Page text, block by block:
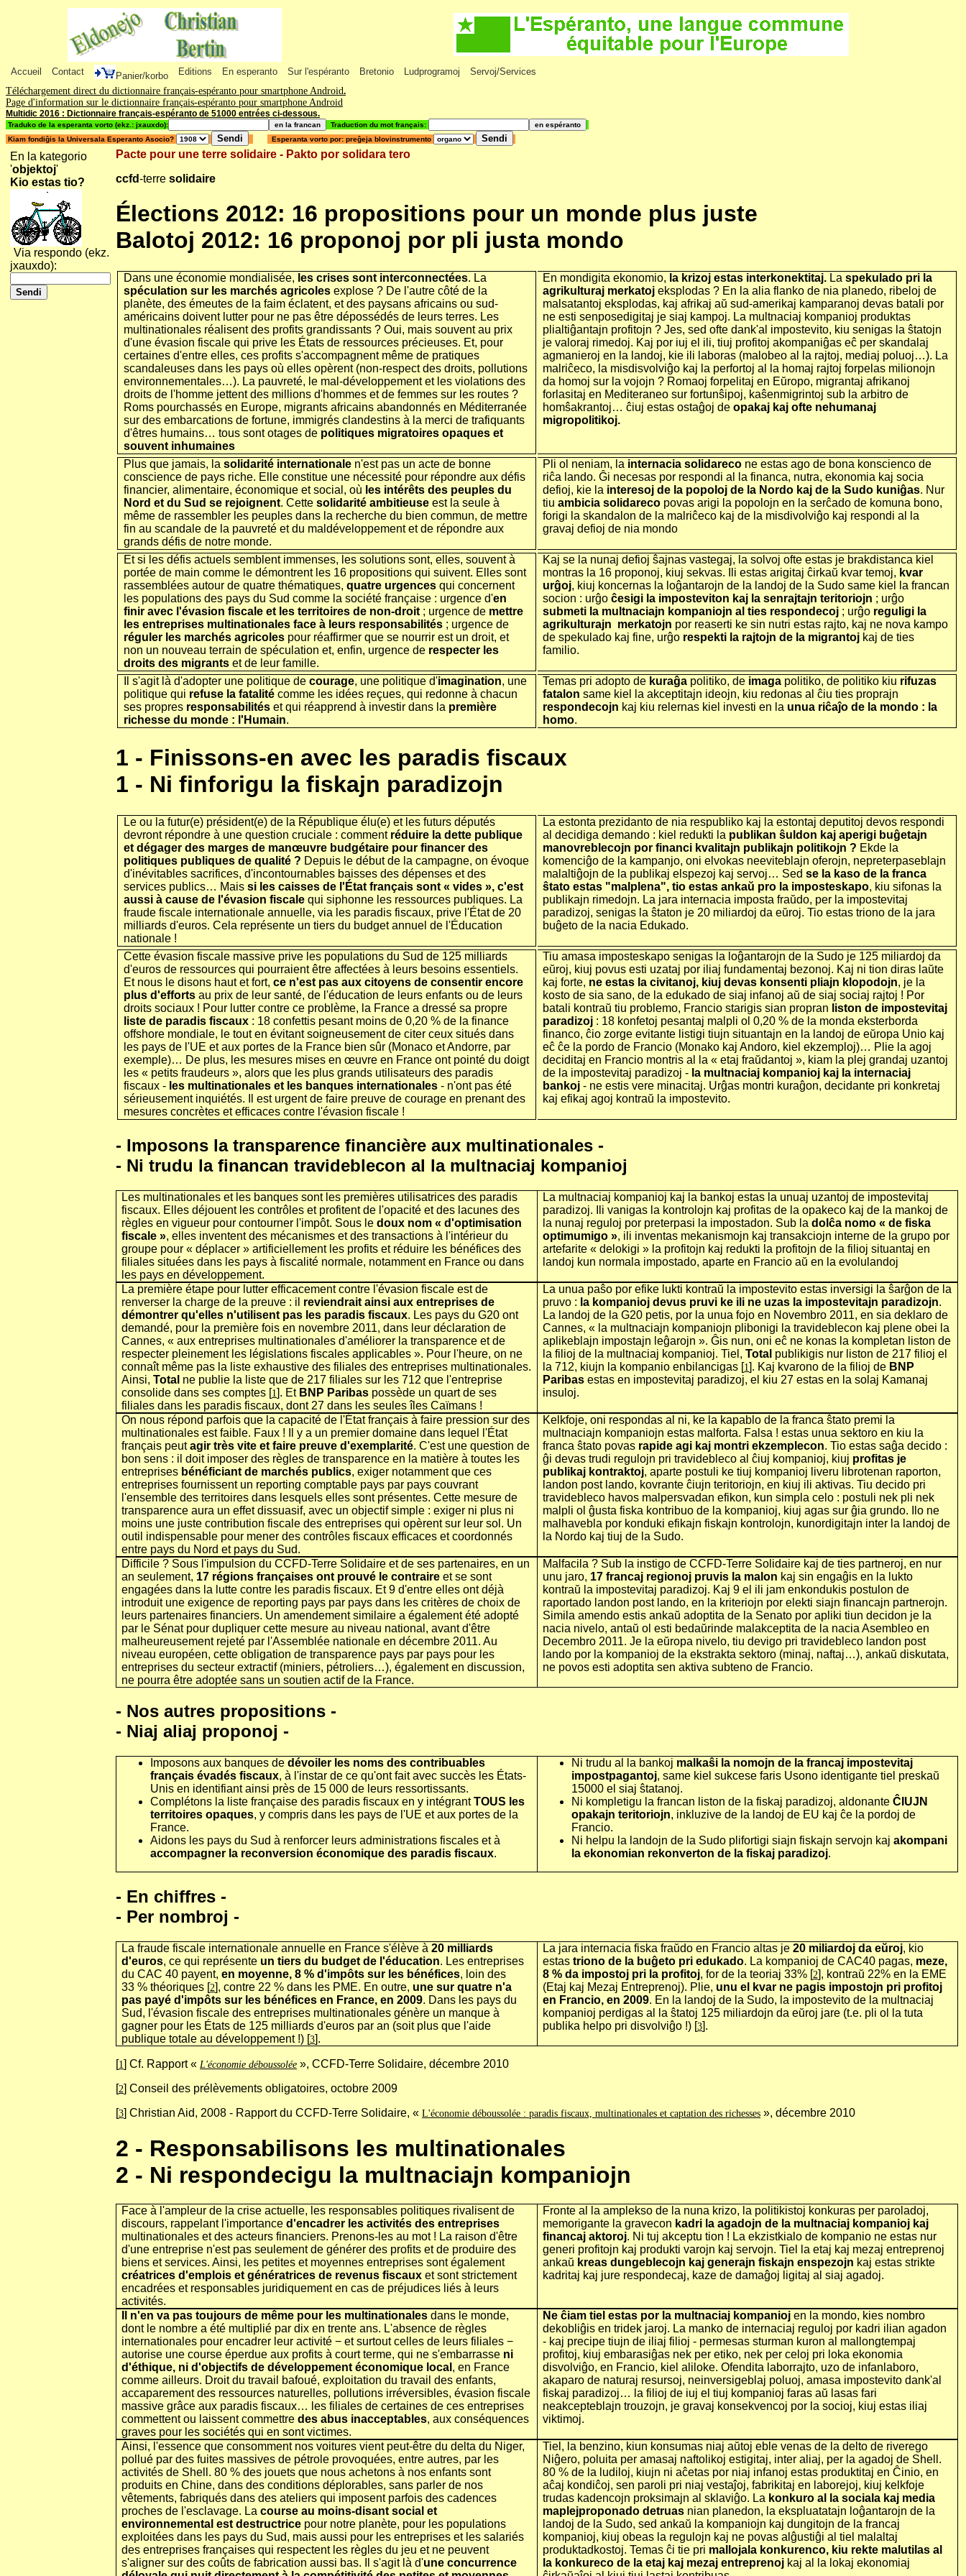
Accueil Contact Panier/korbo Editions En esperanto Sur l'espéranto Bretonio Ludprogramoj
Servoj/Services
Téléchargement direct du dictionnaire français-espéranto pour smartphone Android.
Page d'information sur le dictionnaire français-espéranto pour smartphone Android
Multidic 2016 : Dictionnaire français-espéranto de 51000 entrées ci-dessous.
Traduko de la esperanta vorto (ekz.: jxauxdo):
Traduction du mot français:
Kiam fondiĝis la Universala Esperanto Asocio?
Esperanta vorto por: preĝeja blovinstrumento
En la kategorio
'objektoj'
Kio estas tio?
Via respondo (ekz.
jxauxdo):
Pacte pour une terre solidaire - Pakto por solidara tero
ccfd-terre solidaire
Élections 2012: 16 propositions pour un monde plus juste
Balotoj 2012: 16 proponoj por pli justa mondo
Dans une économie mondialisée, les crises sont interconnectées. La
spéculation sur les marchés agricoles explose ? De l'autre côté de la
planète, des émeutes de la faim éclatent, et des paysans africains ou sud-
américains doivent lutter pour ne pas être dépossédés de leurs terres. Les
multinationales réalisent des profits grandissants ? Oui, mais souvent au prix
d'une évasion fiscale qui prive les États de ressources précieuses. Et, pour
certaines d'entre elles, ces profits s'accompagnent même de pratiques
scandaleuses dans les pays où elles opèrent (non-respect des droits, pollutions
environnementales…). La pauvreté, le mal-développement et les violations des
droits de l'homme jettent des millions d'hommes et de femmes sur les routes ?
Roms pourchassés en Europe, migrants africains abandonnés en Méditerranée
sur des embarcations de fortune, immigrés clandestins à la merci de trafiquants
d'êtres humains… tous sont otages de politiques migratoires opaques et
souvent inhumaines
En mondigita ekonomio, la krizoj estas interkonektitaj. Laspekulado pri la
agrikulturaj merkatoj eksplodas ? En la alia flanko de nia planedo, ribeloj de
malsatantoj eksplodas, kaj afrikaj aŭ sud-amerikaj kamparanoj devas batali por
ne esti senposedigitaj je siaj kampoj. La multnaciaj kompanioj produktas
plialtiĝantajn profitojn ? Jes, sed ofte dank'al impostevito, kiu senigas la ŝtatojn
je valoraj rimedoj. Kaj por iuj el ili, tiuj profitoj akompaniĝas eĉ per skandalaj
agmanieroj en la landoj, kie ili laboras (malobeo al la rajtoj, mediaj poluoj…). La
malriĉeco, la misdisvolviĝo kaj la perfortoj al la homaj rajtoj forpelas milionojn
da homoj sur la vojojn ? Romaoj forpelitaj en Eŭropo, migrantaj afrikanoj
forlasitaj en Mediteraneo sur fortunŝipoj, kaŝenmigrintoj sub la arbitro de
homŝakrantoj… ĉiuj estas ostaĝoj deopakaj kaj ofte nehumanaj
migropolitikoj.
Plus que jamais, la solidarité internationale n'est pas un acte de bonne
conscience de pays riche. Elle constitue une nécessité pour répondre aux défis
financier, alimentaire, économique et social, où les intérêts des peuples du
Nord et du Sud se rejoignent. Cette solidarité ambitieuse est la seule à
même de rassembler les peuples dans la recherche du bien commun, de mettre
fin au scandale de la pauvreté et du maldéveloppement et de répondre aux
grands défis de notre monde.
Pli ol neniam, la internacia solidareco ne estas ago de bona konscienco de
riĉa lando. Ĝi necesas por respondi al la financa, nutra, ekonomia kaj socia
defioj, kie la interesoj de la popoloj de la Nordo kaj de la Sudo kuniĝas. Nur
tiuambicia solidareco povas arigi la popolojn en la serĉado de komuna bono,
forigi la skandalon de la malriĉeco kaj de la misdivolviĝo kaj respondi al la
gravaj defioj de nia mondo
Et si les défis actuels semblent immenses, les solutions sont, elles, souvent à
portée de main comme le démontrent les 16 propositions qui suivent. Elles sont
rassemblées autour de quatre thématiques, quatre urgences qui concernent
les populations des pays du Sud comme la société française : urgence d'en
finir avec l'évasion fiscale et les territoires de non-droit ; urgence de mettre
les entreprises multinationales face à leurs responsabilités ; urgence de
réguler les marchés agricoles pour réaffirmer que se nourrir est un droit, et
non un nouveau terrain de spéculation et, enfin, urgence de respecter les
droits des migrants et de leur famille.
Kaj se la nunaj defioj ŝajnas vastegaj, la solvoj ofte estas je brakdistanca kiel
montras la 16 proponoj, kiuj sekvas. Ili estas arigitaj ĉirkaŭ kvar temoj, kvar
urĝoj, kiuj koncernas la loĝantarojn de la landoj de la Sudo same kiel la francan
socion : urĝoĉesigi la imposteviton kaj la senrajtajn teritoriojn ; urĝo
submeti la multnaciajn kompaniojn al ties respondecoj ; urĝo reguligi la
agrikulturajn merkatojn por reaserti ke sin nutri estas rajto, kaj ne nova kampo
de spekulado kaj fine, urĝo respekti la rajtojn de la migrantoj kaj de ties
familio.
Il s'agit là d'adopter une politique de courage, une politique d'imagination, une
politique qui refuse la fatalité comme les idées reçues, qui redonne à chacun
ses propres responsabilités et qui réapprend à investir dans la première
richesse du monde : l'Humain.
Temas pri adopto de kuraĝa politiko, de imaga politiko, de politiko kiu rifuzas
fatalon same kiel la akceptitajn ideojn, kiu redonas al ĉiu ties proprajn
respondecojn kaj kiu relernas kiel investi en la unua riĉaĵo de la mondo : la
homo.
1 - Finissons-en avec les paradis fiscaux
1 - Ni finforigu la fiskajn paradizojn
Le ou la futur(e) président(e) de la République élu(e) et les futurs députés
devront répondre à une question cruciale : comment réduire la dette publique
et dégager des marges de manœuvre budgétaire pour financer des
politiques publiques de qualité ? Depuis le début de la campagne, on évoque
d'inévitables sacrifices, d'incontournables baisses des dépenses et des
services publics… Mais si les caisses de l'État français sont « vides », c'est
aussi à cause de l'évasion fiscalequi siphonne les ressources publiques. La
fraude fiscale internationale annuelle, via les paradis fiscaux, prive l'État de 20
milliards d'euros. Cela représente un tiers du budget annuel de l'Éducation
nationale !
La estonta prezidanto de nia respubliko kaj la estontaj deputitoj devos respondi
al decidiga demando : kiel redukti la publikan ŝuldon kaj aperigi buĝetajn
manovreblecojn por financi kvalitajn publikajn politikojn ? Ekde la
komenciĝo de la kampanjo, oni elvokas neeviteblajn oferojn, nepreterpaseblajn
malaltiĝojn de la publikaj elspezoj kaj servoj… Sedse la kaso de la franca
ŝtato estas "malplena", tio estas ankaŭ pro la imposteskapo, kiu sifonas la
publikajn rimedojn. La jara internacia imposta fraŭdo, per la impostevitaj
paradizoj, senigas la ŝtaton je 20 miliardoj da eŭroj. Tio estas triono de la jara
buĝeto de la nacia Edukado.
Cette évasion fiscale massive prive les populations du Sud de 125 milliards
d'euros de ressources qui pourraient être affectées à leurs besoins essentiels.
Et nous le disons haut et fort, ce n'est pas aux citoyens de consentir encore
plus d'effortsau prix de leur santé, de l'éducation de leurs enfants ou de leurs
droits sociaux ! Pour lutter contre ce problème, la France a dressé sa propre
liste de paradis fiscaux: 18 confettis pesant moins de 0,20 % de la finance
offshore mondiale, le tout en évitant soigneusement de citer ceux situés dans
les pays de l'UE et aux portes de la France bien sûr (Monaco et Andorre, par
exemple)… De plus, les mesures mises en œuvre en France ont pointé du doigt
les « petits fraudeurs », alors que les plus grands utilisateurs des paradis
fiscaux - les multinationales et les banques internationales- n'ont pas été
sérieusement inquiétés. Il est urgent de faire preuve de courage en prenant des
mesures concrètes et efficaces contre l'évasion fiscale !
Tiu amasa imposteskapo senigas la loĝantarojn de la Sudo je 125 miliardoj da
eŭroj, kiuj povus esti uzataj por iliaj fundamentaj bezonoj. Kaj ni tion diras laŭte
kaj forte, ne estas la civitanoj, kiuj devas konsenti pliajn klopodojn, je la
kosto de sia sano, de la edukado de siaj infanoj aŭ de siaj sociaj rajtoj ! Por
batali kontraŭ tiu problemo, Francio starigis sian propran liston de impostevitaj
paradizoj : 18 konfetoj pesantaj malpli ol 0,20 % de la monda eksterborda
financo, ĉio zorge evitante listigi tiujn situantajn en la landoj de eŭropa Unio kaj
eĉ ĉe la pordo de Francio (Monako kaj Andoro, kiel ekzemploj)… Plie la agoj
deciditaj en Francio montris al la « etaj fraŭdantoj », kiam la plej grandaj uzantoj
de la impostevitaj paradizoj - la multnaciaj kompanioj kaj la internaciaj
bankoj - ne estis vere minacitaj. Urĝas montri kuraĝon, decidante pri konkretaj
kaj efikaj agoj kontraŭ la impostevito.
- Imposons la transparence financière aux multinationales -
- Ni trudu la financan travideblecon al la multnaciaj kompanioj
Les multinationales et les banques sont les premières utilisatrices des paradis
fiscaux. Elles déjouent les contrôles et profitent de l'opacité et des lacunes des
règles en vigueur pour contourner l'impôt. Sous ledoux nom « d'optimisation
fiscale », elles inventent des mécanismes et des transactions à l'intérieur du
groupe pour « déplacer » artificiellement les profits et réduire les bénéfices des
filiales situées dans les pays à fiscalité normale, notamment en France ou dans
les pays en développement.
La multnaciaj kompanioj kaj la bankoj estas la unuaj uzantoj de impostevitaj
paradizoj. Ili vanigas la kontrolojn kaj profitas de la opakeco kaj de la mankoj de
la nunaj reguloj por preterpasi la impostadon. Sub ladolĉa nomo « de fiska
optimumigo », ili inventas mekanismojn kaj transakciojn interne de la grupo por
artefarite « delokigi » la profitojn kaj redukti la profitojn de la filioj situantaj en
landoj kun normala impostado, aparte en Francio aŭ en la evolulandoj
La première étape pour lutter efficacement contre l'évasion fiscale est de
renverser la charge de la preuve : il reviendrait ainsi aux entreprises de
démontrer qu'elles n'utilisent pas les paradis fiscaux. Les pays du G20 ont
demandé, pour la première fois en novembre 2011, dans leur déclaration de
Cannes, « aux entreprises multinationales d'améliorer la transparence et de
respecter pleinement les législations fiscales applicables ». Pour l'heure, on ne
connaît même pas la liste exhaustive des filiales des entreprises multinationales.
Ainsi,Total ne publie la liste que de 217 filiales sur les 712 que l'entreprise
consolide dans ses comptes [1]. Et BNP Paribas possède un quart de ses
filiales dans les paradis fiscaux, dont 27 dans les seules îles Caïmans !
La unua paŝo por efike lukti kontraŭ la impostevito estas inversigi la ŝarĝon de la
pruvo : la kompanioj devus pruvi ke ili ne uzas la impostevitajn paradizojn.
La landoj de la G20 petis, por la unua fojo en Novembro 2011, en sia deklaro de
Cannes, « la multnaciajn kompaniojn plibonigi la travideblecon kaj plene obei la
aplikeblajn impostajn leĝarojn ». Ĝis nun, oni eĉ ne konas la kompletan liston de
la filioj de la multnaciaj kompanioj. Tiel,Total publikigis nur liston de 217 filioj el
la 712, kiujn la kompanio enbilancigas [1]. Kaj kvarono de la filioj de BNP
Paribas estas en impostevitaj paradizoj, el kiu 27 estas en la solaj Kamanaj
insuloj.
On nous répond parfois que la capacité de l'État français à faire pression sur des
multinationales est faible. Faux ! Il y a un premier domaine dans lequel l'État
français peutagir très vite et faire preuve d'exemplarité. C'est une question de
bon sens : il doit imposer des règles de transparence en la matière à toutes les
entreprises bénéficiant de marchés publics, exiger notamment que ces
entreprises fournissent un reporting comptable pays par pays couvrant
l'ensemble des territoires dans lesquels elles sont présentes. Cette mesure de
transparence aura un effet dissuasif, avec un objectif simple : exiger ni plus ni
moins une juste contribution fiscale des entreprises qui opèrent sur leur sol. Un
outil indispensable pour mener des contrôles fiscaux efficaces et coordonnés
entre pays du Nord et pays du Sud.
Kelkfoje, oni respondas al ni, ke la kapablo de la franca ŝtato premi la
multnaciajn kompaniojn estas malforta. Falsa ! estas unua sektoro en kiu la
franca ŝtato povas rapide agi kaj montri ekzemplecon. Tio estas saĝa decido :
ĝi devas trudi regulojn pri travidebleco al ĉiuj kompanioj, kiuj profitas je
publikaj kontraktoj, aparte postuli ke tiuj kompanioj liveru librotenan raporton,
landon post lando, kovrante ĉiujn teritoriojn, en kiuj ili aktivas. Tiu decido pri
travidebleco havos malpersvadan efikon, kun simpla celo : postuli nek pli nek
malpli ol ĝusta fiska kontribuo de la kompanioj, kiuj agas sur ĝia grundo. Ilo ne
malhavebla por konduki efikajn fiskajn kontrolojn, kunordigitajn inter la landoj de
la Nordo kaj tiuj de la Sudo.
Difficile ? Sous l'impulsion du CCFD-Terre Solidaire et de ses partenaires, en un
an seulement, 17 régions françaises ont prouvé le contraire et se sont
engagées dans la lutte contre les paradis fiscaux. Et 9 d'entre elles ont déjà
introduit une exigence de reporting pays par pays dans les critères de choix de
leurs partenaires financiers. Un amendement similaire a également été adopté
par le Sénat pour dupliquer cette mesure au niveau national, avant d'être
malheureusement rejeté par l'Assemblée nationale en décembre 2011. Au
niveau européen, cette obligation de transparence pays par pays pour les
entreprises du secteur extractif (miniers, pétroliers…), également en discussion,
ne pourra être adoptée sans un soutien actif de la France.
Malfacila ? Sub la instigo de CCFD-Terre Solidaire kaj de ties partneroj, en nur
unu jaro, 17 francaj regionoj pruvis la malon kaj sin engaĝis en la lukto
kontraŭ la impostevitaj paradizoj. Kaj 9 el ili jam enkondukis postulon de
raportado landon post lando, en la kriteriojn por elekti siajn financajn partnerojn.
Simila amendo estis ankaŭ adoptita de la Senato por apliki tiun decidon je la
nacia nivelo, antaŭ ol esti bedaŭrinde malakceptita de la nacia Asembleo en
Decembro 2011. Je la eŭropa nivelo, tiu devigo pri travidebleco landon post
lando por la kompanioj de la ekstrakta sektoro (minaj, naftaj…), ankaŭ diskutata,
ne povos esti adoptita sen aktiva subteno de Francio.
- Nos autres propositions -
- Niaj aliaj proponoj -
Imposons aux banques dedévoiler les noms des contribuables
français évadés fiscaux, à l'instar de ce qu'ont fait avec succès les États-
Unis en identifiant ainsi près de 15 000 de leurs ressortissants.
Complétons la liste française des paradis fiscaux en y intégrantTOUS les
territoires opaques, y compris dans les pays de l'UE et aux portes de la
France.
Aidons les pays du Sud à renforcer leurs administrations fiscales et à
accompagner la reconversion économique des paradis fiscaux.
Ni trudu al la bankoj malkaŝi la nomojn de la francaj impostevitaj
impostpagantoj, same kiel sukcese faris Usono identigante tiel preskaŭ
15000 el siaj ŝtatanoj.
Ni kompletigu la francan liston de la fiskaj paradizoj, aldonanteĈIUJN
opakajn teritoriojn, inkluzive de la landoj de EU kaj ĉe la pordoj de
Francio.
Ni helpu la landojn de la Sudo plifortigi siajn fiskajn servojn kajakompani
la ekonomian rekonverton de la fiskaj paradizoj.
- En chiffres -
- Per nombroj -
La fraude fiscale internationale annuelle en France s'élève à20 milliards
d'euros, ce qui représente un tiers du budget de l'éducation. Les entreprises
du CAC 40 payent,en moyenne, 8 % d'impôts sur les bénéfices, loin des
33 % théoriques [2], contre 22 % dans les PME. En outre, une sur quatre n'a
pas payé d'impôts sur les bénéfices en France, en 2009. Dans les pays du
Sud, l'évasion fiscale des entreprises multinationales génère un manque à
gagner pour les États de 125 milliards d'euros par an (soit plus que l'aide
publique totale au développement !) [3].
La jara internacia fiska fraŭdo en Francio altas je20 miliardoj da eŭroj, kio
estastriono de la buĝeto pri edukado. La kompanioj de CAC40 pagas, meze,
8 % da impostoj pri la profitoj, for de la teoriaj 33% [2], kontraŭ 22% en la EME
(Etaj kaj Mezaj Entreprenoj). Plie, unu el kvar ne pagis impostojn pri profitoj
en Francio, en 2009. En la landoj de la Sudo, la impostevito de la multnaciaj
kompanioj perdigas al la ŝtatoj 125 miliardojn da eŭroj jare (t.e. pli ol la tuta
publika helpo pri disvolviĝo !) [3].
[1] Cf. Rapport « L'économie déboussolée », CCFD-Terre Solidaire, décembre 2010
[2] Conseil des prélèvements obligatoires, octobre 2009
[3] Christian Aid, 2008 - Rapport du CCFD-Terre Solidaire, « L'économie déboussolée : paradis fiscaux, multinationales et captation des richesses », décembre 2010
2 - Responsabilisons les multinationales
2 - Ni respondecigu la multnaciajn kompaniojn
Face à l'ampleur de la crise actuelle, les responsables politiques rivalisent de
discours, rappelant l'importanced'encadrer les activités des entreprises
multinationales et des acteurs financiers. Prenons-les au mot ! La raison d'être
d'une entreprise n'est pas seulement de générer des profits et de produire des
biens et services. Ainsi, les petites et moyennes entreprises sont également
créatrices d'emplois et génératrices de revenus fiscaux et sont strictement
encadrées et responsables juridiquement en cas de préjudices liés à leurs
activités.
Fronte al la amplekso de la nuna krizo, la politikistoj konkuras per paroladoj,
memorigante la gravecon kadri la agadojn de la multnaciaj kompanioj kaj
financaj aktoroj. Ni tuj akceptu tion ! La ekzistkialo de kompanio ne estas nur
generi profitojn kaj produkti varojn kaj servojn. Tiel la etaj kaj mezaj entreprenoj
ankaŭ kreas dungeblecojn kaj generajn fiskajn enspezojn kaj estas strikte
kadritaj kaj jure respondecaj, kaze de damaĝoj ligitaj al siaj agadoj.
Il n'en va pas toujours de même pour les multinationales dans le monde,
dont le nombre a été multiplié par dix en trente ans. L'absence de règles
internationales pour encadrer leur activité − et surtout celles de leurs filiales −
autorise une course éperdue aux profits à court terme, qui ne s'embarrasse ni
d'éthique, ni d'objectifs de développement économique local , en France
comme ailleurs. Droit du travail bafoué, exploitation du travail des enfants,
accaparement des ressources naturelles, pollutions irréversibles, évasion fiscale
massive grâce aux paradis fiscaux… les filiales de certaines de ces entreprises
commettent ou laissent commettredes abus inacceptables, aux conséquences
graves pour les sociétés qui en sont victimes.
Ne ĉiam tiel estas por la multnaciaj kompanioj en la mondo, kies nombro
dekobliĝis en tridek jaroj. La manko de internaciaj reguloj por kadri ilian agadon
- kaj precipe tiujn de iliaj filioj - permesas sturman kuron al mallongtempaj
profitoj, kiuj embarasiĝas nek per etiko, nek per celoj pri loka ekonomia
disvolviĝo, en Francio, kiel aliloke. Ofendita laborrajto, uzo de infanlaboro,
akaparo de naturaj resursoj, neinversigeblaj poluoj, amasa impostevito dank'al
fiskaj paradizoj… la filioj de iuj el tiuj kompanioj faras aŭ lasas fari
neakcepteblajn trouzojn, je gravaj konsekvencoj por la socioj, kiuj estas iliaj
viktimoj.
Ainsi, l'essence que consomment nos voitures vient peut-être du delta du Niger,
pollué par des fuites massives de pétrole provoquées, entre autres, par les
activités de Shell. 80 % des jouets que nous achetons à nos enfants sont
produits en Chine, dans des conditions déplorables, sans parler de nos
vêtements, fabriqués dans des ateliers qui imposent parfois des cadences
proches de l'esclavage. Lacourse au moins-disant social et
environnemental est destructrice pour notre planète, pour les populations
exploitées dans les pays du Sud, mais aussi pour les entreprises et les salariés
des entreprises françaises qui respectent les règles du jeu et ne peuvent
s'aligner sur des coûts de fabrication aussi bas. Il s'agit là d'une concurrence
Tiel, la benzino, kiun konsumas niaj aŭtoj eble venas de la delto de riverego
Niĝero, poluita per amasaj naftolikoj estigitaj, inter aliaj, per la agadoj de Shell.
80 % de la ludiloj, kiujn ni aĉetas por niaj infanoj estas produktitaj en Ĉinio, en
aĉaj kondiĉoj, sen paroli pri niaj vestaĵoj, fabrikitaj en laborejoj, kiuj kelkfoje
trudas kadencojn proksimajn al sklaviĝo. La konkuro al la sociala kaj media
maplejproponado detruas nian planedon, la ekspluatatajn loĝantarojn de la
landoj de la Sudo, sed ankaŭ la kompaniojn kaj dungitojn de la francaj
kompanioj, kiuj obeas la regulojn kaj ne povas alĝustiĝi al tiel malaltaj
produktadkostoj. Temas ĉi tie pri mallojala konkurenco, kiu rekte malutilas al
la konkureco de la etaj kaj mezaj entreprenoj kaj al la lokaj ekonomiaj